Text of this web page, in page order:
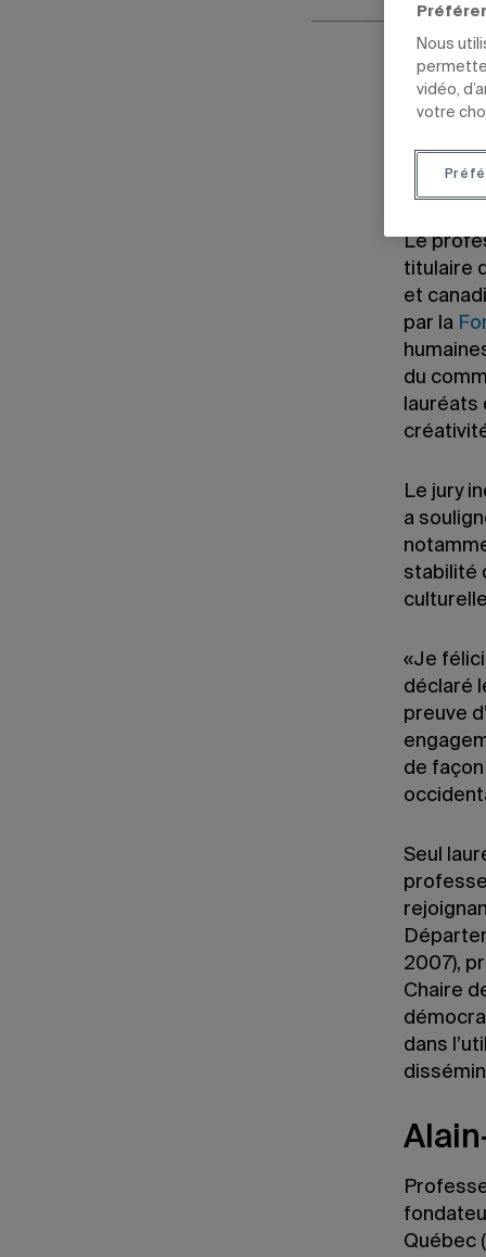
28
Mis à jour
Le
titulaire
et
par la
du
lauréats
Le jury
a
stabilité
«Je
déclaré
preuve
de
Seul
2007),
Chaire
dans
Québec
Nous
vidéo,
votre